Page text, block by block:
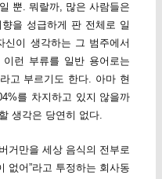
뿐. 뭐랄까, 많은 사람들은
을 성급하게 판 전체로 일
신이 생각하는 그 범주에서
런 부류를 일반 용어로는
라고 부르기도 한다. 아마 현
를 차지하고 있지 않을까
생각은 당연히 없다.
거만을 세상 음식의 전부로
없어”라고 투정하는 회사동